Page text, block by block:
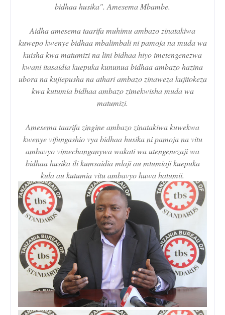
bidhaa husika". Amesema Mbambe.
Aidha amesema taarifa muhimu ambazo zinatakiwa
kuwepo kwenye bidhaa mbalimbali ni pamoja na muda wa
kuisha kwa matumizi na lini bidhaa hiyo imetengenezwa
kwani itasaidia kuepuka kununua bidhaa ambazo hazina
ubora na kujiepusha na athari ambazo zinaweza kujitokeza
kwa kutumia bidhaa ambazo zimekwisha muda wa
matumizi.
Amesema taarifa zingine ambazo zinatakiwa kuwekwa
kwenye vifungashio vya bidhaa husika ni pamoja na vitu
ambavyo vimechanganywa wakati wa utengenezaji wa
bidhaa husika ili kumsaidia mlaji au mtumiaji kuepuka
kula au kutumia vitu ambavyo huwa hatumii.